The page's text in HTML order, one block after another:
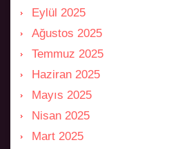
Eylül 2025
Ağustos 2025
Temmuz 2025
Haziran 2025
Mayıs 2025
Nisan 2025
Mart 2025